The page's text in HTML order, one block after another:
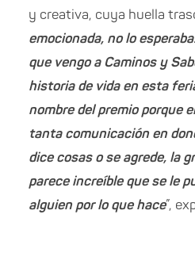
y creativa, cuya huella
emocionada, no lo
que vengo a Caminos y
historia de vida en esta
nombre del premio porque
tanta comunicación en
dice cosas o se agrede, la
parece increíble que se le
alguien por lo que hace”,